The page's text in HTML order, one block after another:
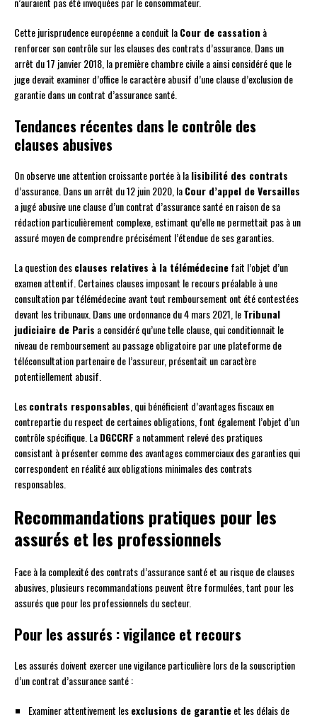
Cette jurisprudence européenne a conduit laCour de cassation à
renforcer son contrôle sur les clauses des contrats d’assurance. Dans un
arrêt du 17 janvier 2018, la première chambre civile a ainsi considéré que le
juge devait examiner d’office le caractère abusif d’une clause d’exclusion de
garantie dans un contrat d’assurance santé.
Tendances récentes dans le contrôle des
clauses abusives
On observe une attention croissante portée à lalisibilité des contrats
d’assurance. Dans un arrêt du 12 juin 2020, laCour d’appel de Versailles
a jugé abusive une clause d’un contrat d’assurance santé en raison de sa
rédaction particulièrement complexe, estimant qu’elle ne permettait pas à un
assuré moyen de comprendre précisément l’étendue de ses garanties.
La question desclauses relatives à la télémédecinefait l’objet d’un
examen attentif. Certaines clauses imposant le recours préalable à une
consultation par télémédecine avant tout remboursement ont été contestées
devant les tribunaux. Dans une ordonnance du 4 mars 2021, leTribunal
judiciaire de Paris a considéré qu’une telle clause, qui conditionnait le
niveau de remboursement au passage obligatoire par une plateforme de
téléconsultation partenaire de l’assureur, présentait un caractère
potentiellement abusif.
Lescontrats responsables, qui bénéficient d’avantages fiscaux en
contrepartie du respect de certaines obligations, font également l’objet d’un
contrôle spécifique. LaDGCCRF a notamment relevé des pratiques
consistant à présenter comme des avantages commerciaux des garanties qui
correspondent en réalité aux obligations minimales des contrats
responsables.
Recommandations pratiques pour les
assurés et les professionnels
Face à la complexité des contrats d’assurance santé et au risque de clauses
abusives, plusieurs recommandations peuvent être formulées, tant pour les
assurés que pour les professionnels du secteur.
Pour les assurés : vigilance et recours
Les assurés doivent exercer une vigilance particulière lors de la souscription
d’un contrat d’assurance santé :
Examiner attentivement lesexclusions de garantieet les délais de